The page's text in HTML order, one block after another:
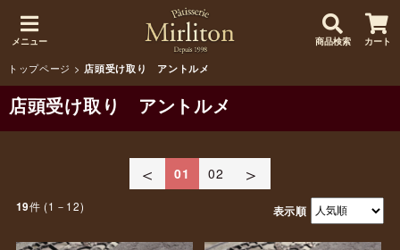
メニュー 商品検索 カート
トップページ > 店頭受け取り アントルメ
店頭受け取り アントルメ
＜ 01 02 ＞
19件 (1－12) 表示順